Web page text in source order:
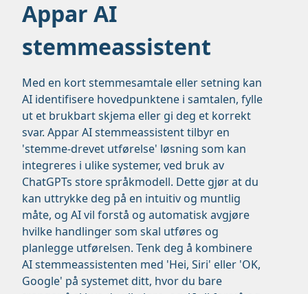
Appar AI
stemmeassistent
Med en kort stemmesamtale eller setning kan
AI identifisere hovedpunktene i samtalen, fylle
ut et brukbart skjema eller gi deg et korrekt
svar. Appar AI stemmeassistent tilbyr en
'stemme-drevet utførelse' løsning som kan
integreres i ulike systemer, ved bruk av
ChatGPTs store språkmodell. Dette gjør at du
kan uttrykke deg på en intuitiv og muntlig
måte, og AI vil forstå og automatisk avgjøre
hvilke handlinger som skal utføres og
planlegge utførelsen. Tenk deg å kombinere
AI stemmeassistenten med 'Hei, Siri' eller 'OK,
Google' på systemet ditt, hvor du bare